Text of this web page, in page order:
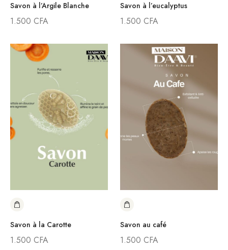
Savon à l’Argile Blanche
1.500 CFA
Savon à l’eucalyptus
1.500 CFA
Savon à la Carotte
1.500 CFA
Savon au café
1.500 CFA